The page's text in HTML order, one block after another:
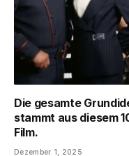
Die gesamte
stammt aus diesem
Film.
Dezember 1, 2025